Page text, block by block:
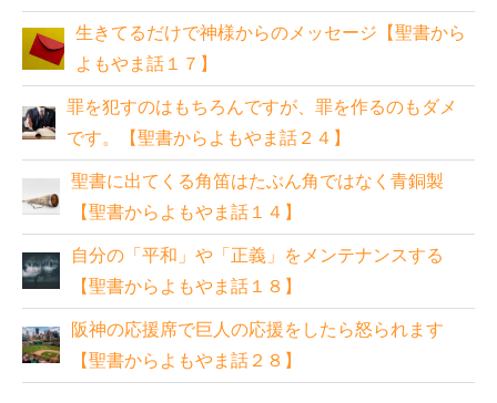
生きてるだけで神様からのメッセージ【聖書から
よもやま話１７】
罪を犯すのはもちろんですが、罪を作るのもダメ
です。【聖書からよもやま話２４】
聖書に出てくる角笛はたぶん角ではなく青銅製
【聖書からよもやま話１４】
自分の「平和」や「正義」をメンテナンスする
【聖書からよもやま話１８】
阪神の応援席で巨人の応援をしたら怒られます
【聖書からよもやま話２８】